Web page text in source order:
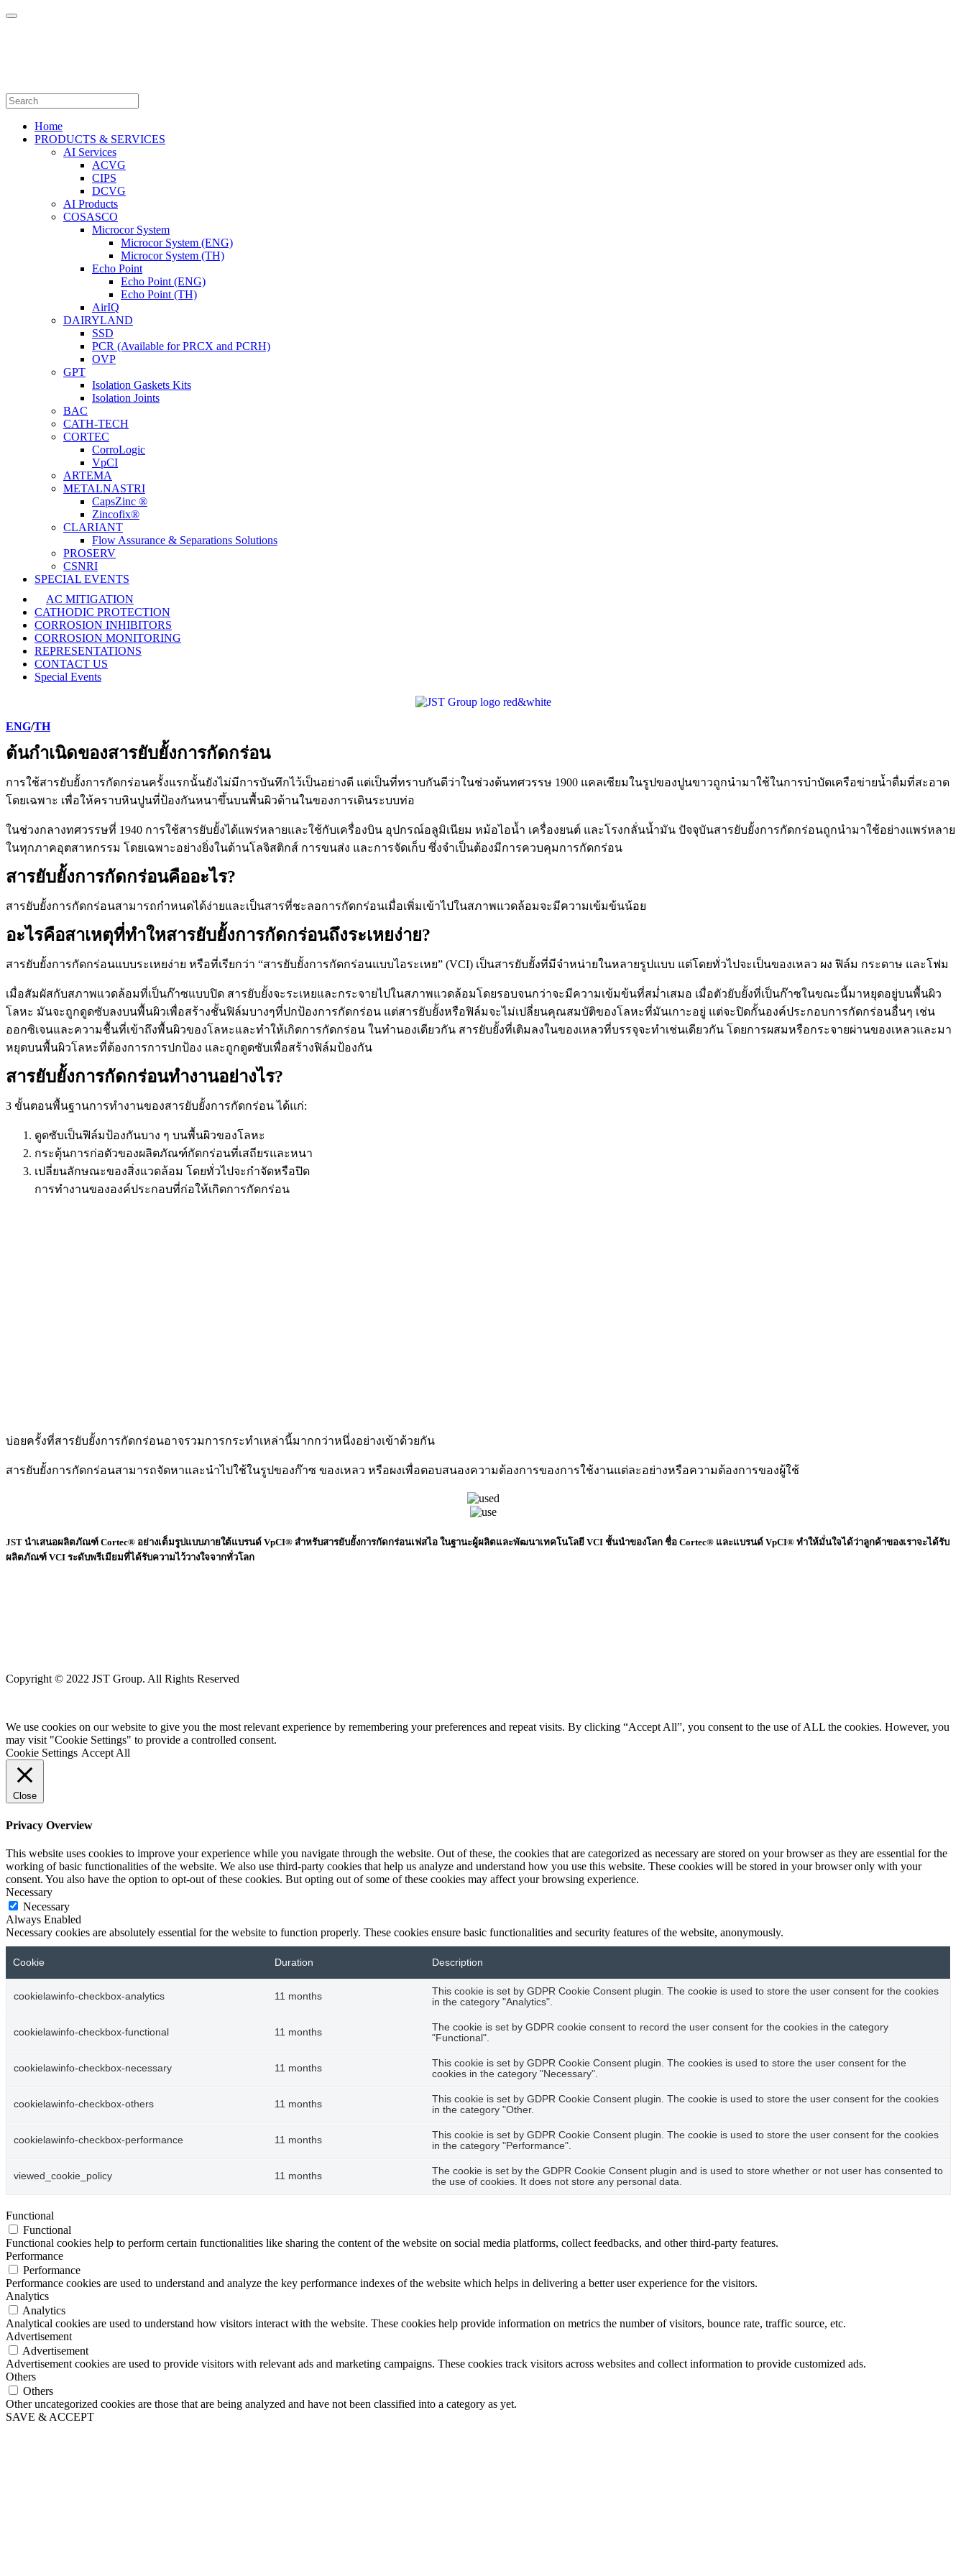
Home
PRODUCTS & SERVICES
AI Services
ACVG
CIPS
DCVG
AI Products
COSASCO
Microcor System
Microcor System (ENG)
Microcor System (TH)
Echo Point
Echo Point (ENG)
Echo Point (TH)
AirIQ
DAIRYLAND
SSD
PCR (Available for PRCX and PCRH)
OVP
GPT
Isolation Gaskets Kits
Isolation Joints
BAC
CATH-TECH
CORTEC
CorroLogic
VpCI
ARTEMA
METALNASTRI
CapsZinc ®
Zincofix®
CLARIANT
Flow Assurance & Separations Solutions
PROSERV
CSNRI
SPECIAL EVENTS
AC MITIGATION
CATHODIC PROTECTION
CORROSION INHIBITORS
CORROSION MONITORING
REPRESENTATIONS
CONTACT US
Special Events
ENG/TH
ต้นกำเนิดของสารยับยั้งการกัดกร่อน
การใช้สารยับยั้งการกัดกร่อนครั้งแรกนั้นยังไม่มีการบันทึกไว้เป็นอย่างดี แต่เป็นที่ทราบกันดีว่าในช่วงต้นทศวรรษ 1900 แคลเซียมในรูปของปูนขาวถูกนำมาใช้ในการบำบัดเครือข่ายน้ำดื่มที่สะอาด
โดยเฉพาะ เพื่อให้คราบหินปูนที่ป้องกันหนาขึ้นบนพื้นผิวด้านในของการเดินระบบท่อ
ในช่วงกลางทศวรรษที่ 1940 การใช้สารยับยั้งได้แพร่หลายและใช้กับเครื่องบิน อุปกรณ์อลูมิเนียม หม้อไอน้ำ เครื่องยนต์ และโรงกลั่นน้ำมัน ปัจจุบันสารยับยั้งการกัดกร่อนถูกนำมาใช้อย่างแพร่หลาย
ในทุกภาคอุตสาหกรรม โดยเฉพาะอย่างยิ่งในด้านโลจิสติกส์ การขนส่ง และการจัดเก็บ ซึ่งจำเป็นต้องมีการควบคุมการกัดกร่อน
สารยับยั้งการกัดกร่อนคืออะไร?
สารยับยั้งการกัดกร่อนสามารถกำหนดได้ง่ายและเป็นสารที่ชะลอการกัดกร่อนเมื่อเพิ่มเข้าไปในสภาพแวดล้อมจะมีความเข้มข้นน้อย
อะไรคือสาเหตุที่ทำใหสารยับยั้งการกัดกร่อนถึงระเหยง่าย?
สารยับยั้งการกัดกร่อนแบบระเหยง่าย หรือที่เรียกว่า “สารยับยั้งการกัดกร่อนแบบไอระเหย” (VCI) เป็นสารยับยั้งที่มีจำหน่ายในหลายรูปแบบ แต่โดยทั่วไปจะเป็นของเหลว ผง ฟิล์ม กระดาษ และโฟม
เมื่อสัมผัสกับสภาพแวดล้อมที่เป็นก๊าซแบบปิด สารยับยั้งจะระเหยและกระจายไปในสภาพแวดล้อมโดยรอบจนกว่าจะมีความเข้มข้นที่สม่ำเสมอ เมื่อตัวยับยั้งที่เป็นก๊าซในขณะนี้มาหยุดอยู่บนพื้นผิว
โลหะ มันจะถูกดูดซับลงบนพื้นผิวเพื่อสร้างชั้นฟิล์มบางๆที่ปกป้องการกัดกร่อน แต่สารยับยั้งหรือฟิล์มจะไม่เปลี่ยนคุณสมบัติของโลหะที่มันเกาะอยู่ แต่จะปิดกั้นองค์ประกอบการกัดกร่อนอื่นๆ เช่น
ออกซิเจนและความชื้นที่เข้าถึงพื้นผิวของโลหะและทำให้เกิดการกัดกร่อน ในทำนองเดียวกัน สารยับยั้งที่เติมลงในของเหลวที่บรรจุจะทำเช่นเดียวกัน โดยการผสมหรือกระจายผ่านของเหลวและมา
หยุดบนพื้นผิวโลหะที่ต้องการการปกป้อง และถูกดูดซับเพื่อสร้างฟิล์มป้องกัน
สารยับยั้งการกัดกร่อนทำงานอย่างไร?
3 ขั้นตอนพื้นฐานการทำงานของสารยับยั้งการกัดกร่อน ได้แก่:
ดูดซับเป็นฟิล์มป้องกันบาง ๆ บนพื้นผิวของโลหะ
กระตุ้นการก่อตัวของผลิตภัณฑ์กัดกร่อนที่เสถียรและหนา
เปลี่ยนลักษณะของสิ่งแวดล้อม โดยทั่วไปจะกำจัดหรือปิด
การทำงานขององค์ประกอบที่ก่อให้เกิดการกัดกร่อน
บ่อยครั้งที่สารยับยั้งการกัดกร่อนอาจรวมการกระทำเหล่านี้มากกว่าหนึ่งอย่างเข้าด้วยกัน
สารยับยั้งการกัดกร่อนสามารถจัดหาและนำไปใช้ในรูปของก๊าซ ของเหลว หรือผงเพื่อตอบสนองความต้องการของการใช้งานแต่ละอย่างหรือความต้องการของผู้ใช้
JST นำเสนอผลิตภัณฑ์ Cortec® อย่างเต็มรูปแบบภายใต้แบรนด์ VpCI® สำหรับสารยับยั้งการกัดกร่อนเฟสไอ ในฐานะผู้ผลิตและพัฒนาเทคโนโลยี VCI ชั้นนำของโลก ชื่อ Cortec® และแบรนด์ VpCI® ทำให้มั่นใจได้ว่าลูกค้าของเราจะได้รับ
ผลิตภัณฑ์ VCI ระดับพรีเมียมที่ได้รับความไว้วางใจจากทั่วโลก
Copyright © 2022 JST Group. All Rights Reserved
We use cookies on our website to give you the most relevant experience by remembering your preferences and repeat visits. By clicking “Accept All”, you consent to the use of ALL the cookies. However, you
may visit "Cookie Settings" to provide a controlled consent.
Cookie Settings Accept All
Close
Privacy Overview
This website uses cookies to improve your experience while you navigate through the website. Out of these, the cookies that are categorized as necessary are stored on your browser as they are essential for the
working of basic functionalities of the website. We also use third-party cookies that help us analyze and understand how you use this website. These cookies will be stored in your browser only with your
consent. You also have the option to opt-out of these cookies. But opting out of some of these cookies may affect your browsing experience.
Necessary
Necessary
Always Enabled
Necessary cookies are absolutely essential for the website to function properly. These cookies ensure basic functionalities and security features of the website, anonymously.
Cookie Duration Description
cookielawinfo-checkbox-analytics 11 months
This cookie is set by GDPR Cookie Consent plugin. The cookie is used to store the user consent for the cookies
in the category "Analytics".
cookielawinfo-checkbox-functional 11 months
The cookie is set by GDPR cookie consent to record the user consent for the cookies in the category
"Functional".
cookielawinfo-checkbox-necessary 11 months
This cookie is set by GDPR Cookie Consent plugin. The cookies is used to store the user consent for the
cookies in the category "Necessary".
cookielawinfo-checkbox-others 11 months
This cookie is set by GDPR Cookie Consent plugin. The cookie is used to store the user consent for the cookies
in the category "Other.
cookielawinfo-checkbox-performance 11 months
This cookie is set by GDPR Cookie Consent plugin. The cookie is used to store the user consent for the cookies
in the category "Performance".
viewed_cookie_policy 11 months
The cookie is set by the GDPR Cookie Consent plugin and is used to store whether or not user has consented to
the use of cookies. It does not store any personal data.
Functional
Functional
Functional cookies help to perform certain functionalities like sharing the content of the website on social media platforms, collect feedbacks, and other third-party features.
Performance
Performance
Performance cookies are used to understand and analyze the key performance indexes of the website which helps in delivering a better user experience for the visitors.
Analytics
Analytics
Analytical cookies are used to understand how visitors interact with the website. These cookies help provide information on metrics the number of visitors, bounce rate, traffic source, etc.
Advertisement
Advertisement
Advertisement cookies are used to provide visitors with relevant ads and marketing campaigns. These cookies track visitors across websites and collect information to provide customized ads.
Others
Others
Other uncategorized cookies are those that are being analyzed and have not been classified into a category as yet.
SAVE & ACCEPT